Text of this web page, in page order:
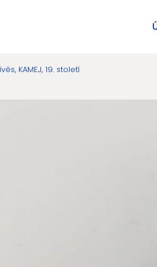
KAMEJ, 19. století